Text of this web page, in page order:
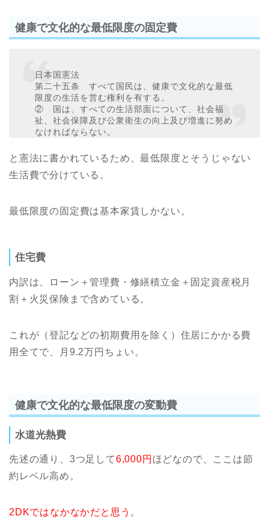
健康で文化的な最低限度の固定費
日本国憲法
第二十五条 すべて国民は、健康で文化的な最低
限度の生活を営む権利を有する。
② 国は、すべての生活部面について、社会福
祉、社会保障及び公衆衛生の向上及び増進に努め
なければならない。
と憲法に書かれているため、最低限度とそうじゃない
生活費で分けている。
最低限度の固定費は基本家賃しかない。
住宅費
内訳は、ローン＋管理費・修繕積立金＋固定資産税月
割＋火災保険まで含めている。
これが（登記などの初期費用を除く）住居にかかる費
用全てで、月9.2万円ちょい。
健康で文化的な最低限度の変動費
水道光熱費
先述の通り、3つ足して6,000円 ほどなので、ここは節
約レベル高め。
2DKではなかなかだと思う 。